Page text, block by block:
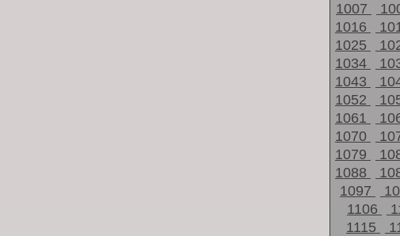
1007
1016
1025
1034
1043
1052
1061
1070
1079
1088
1097
1106
1115